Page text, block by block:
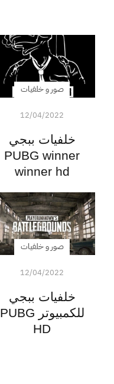
صور و خلفيات
12/04/2022
خلفيات ببجي
PUBG winner
winner hd
صور و خلفيات
12/04/2022
خلفيات ببجي
للكمبيوتر PUBG
HD